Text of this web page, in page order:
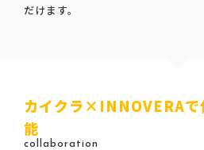
だけます。
カイクラ×INNOVERAで
能
collaboration